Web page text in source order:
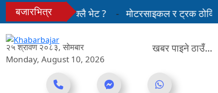
Skipबजारभित्र
किन भयो एक्ला-एक्लै भेट ?
मोटरसाइकल र ट्रक
प्रतिनिधि नआउने
२५ श्रावण २०८३, सोमबार
Monday, August 10, 2026
खबर पाइने ठाउँ...